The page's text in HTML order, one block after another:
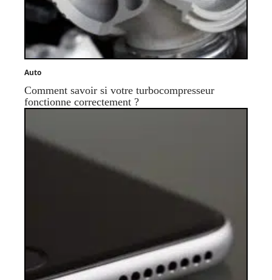
Auto
Comment savoir si votre turbocompresseur
fonctionne correctement ?